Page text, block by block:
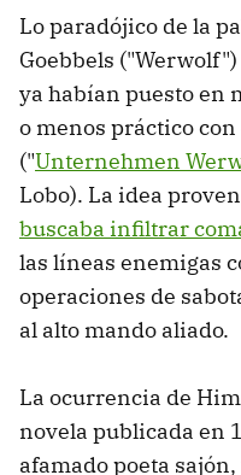
Lo paradójico de la
Goebbels
ya habían puesto en
o menos práctico
("Unternehmen
Lobo). La idea
buscaba infiltrar
las líneas enemigas
operaciones de
al alto mando aliado.
La ocurrencia de
novela publicada en
afamado poeta